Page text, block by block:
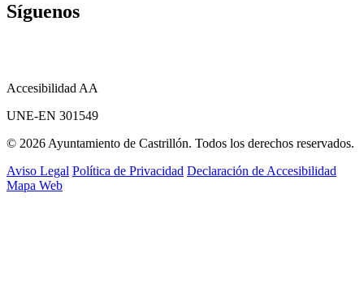
Síguenos
Accesibilidad AA
UNE-EN 301549
© 2026 Ayuntamiento de Castrillón. Todos los derechos reservados.
Aviso Legal Política de Privacidad Declaración de Accesibilidad
Mapa Web